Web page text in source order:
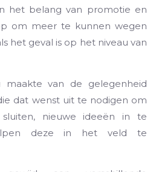
het belang van promotie en
om meer te kunnen wegen
het geval is op het niveau van
maakte van de gelegenheid
dat wenst uit te nodigen om
nieuwe ideeën in te
deze in het veld te